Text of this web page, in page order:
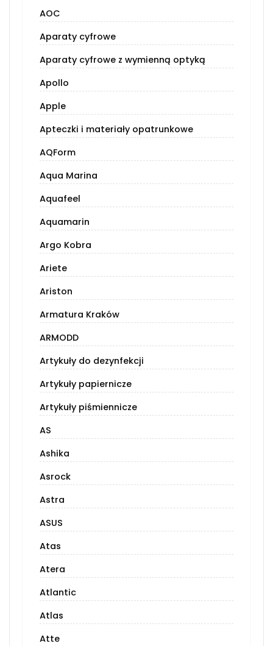
AOC
Aparaty cyfrowe
Aparaty cyfrowe z wymienną optyką
Apollo
Apple
Apteczki i materiały opatrunkowe
AQForm
Aqua Marina
Aquafeel
Aquamarin
Argo Kobra
Ariete
Ariston
Armatura Kraków
ARMODD
Artykuły do dezynfekcji
Artykuły papiernicze
Artykuły piśmiennicze
AS
Ashika
Asrock
Astra
ASUS
Atas
Atera
Atlantic
Atlas
Atte